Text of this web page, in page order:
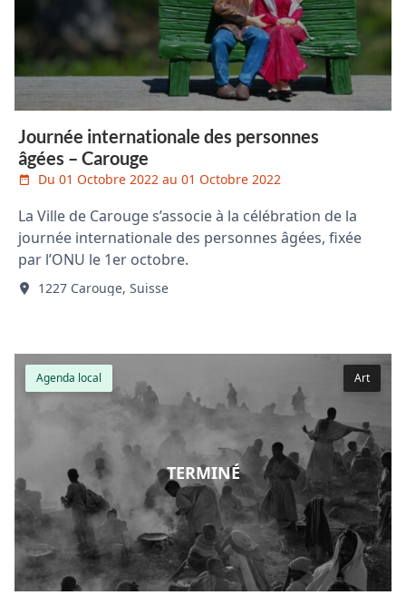
Journée internationale des personnes
âgées – Carouge
Du 01 Octobre 2022 au 01 Octobre 2022
La Ville de Carouge s’associe à la célébration de la
journée internationale des personnes âgées, fixée
par l’ONU le 1er octobre.
1227 Carouge, Suisse
Art
Agenda local
TERMINÉ